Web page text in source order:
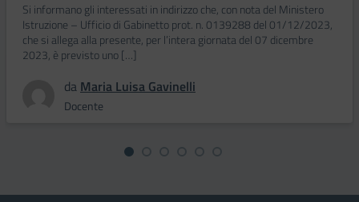
Si informano gli interessati in indirizzo che, con nota del Ministero
Istruzione – Ufficio di Gabinetto prot. n. 0139288 del 01/12/2023,
che si allega alla presente, per l’intera giornata del 07 dicembre
2023, è previsto uno […]
da Maria Luisa Gavinelli
Docente